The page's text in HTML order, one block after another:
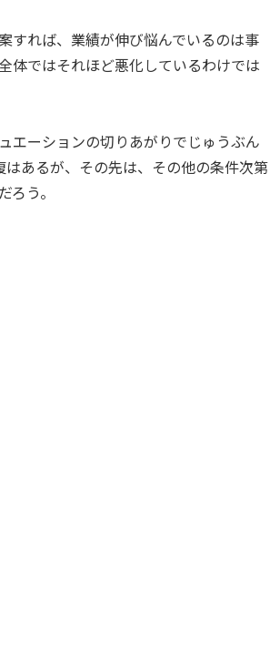
すれば、業績が伸び悩んでいるのは事
体ではそれほど悪化しているわけでは
エーションの切りあがりでじゅうぶん
はあるが、その先は、その他の条件次第
ろう。